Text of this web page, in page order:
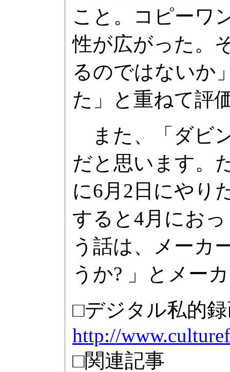
こと。コピーワ
性が広がった。
るのではないか
た」と重ねて評
また、「ダビ
だと思います。
に6月2日にやり
すると4月にお
う話は、メーカ
うか? 」とメー
□デジタル私的
http://
□関連記事